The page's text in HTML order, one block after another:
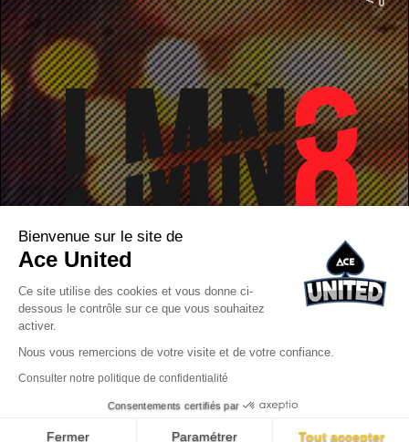
© 2026 Copyright. Réalisé avec par Ace United . Tous droits réservés
Bienvenue sur le site de
Ace United
Ce site utilise des cookies et vous donne ci-
dessous le contrôle sur ce que vous souhaitez
activer.
Nous vous remercions de votre visite et de votre confiance.
Consulter notre politique de confidentialité
Consentements certifiés par
Fermer Paramétrer Tout accepter